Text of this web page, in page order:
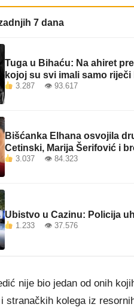
7 dana
Tuga u Bihaću: Na ahiret
kojoj su svi imali samo riječi
3.287 👁 93.617
Bišćanka Elhana osvojila
Cetinski, Marija Šerifović i
3.037 👁 84.323
Ubistvo u Cazinu: Policija
1.233 👁 37.576
nije bio jedan od onih
stranačkih kolega iz